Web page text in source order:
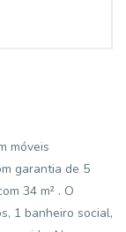
móveis
garantia de 5
34 m² . O
1 banheiro social,